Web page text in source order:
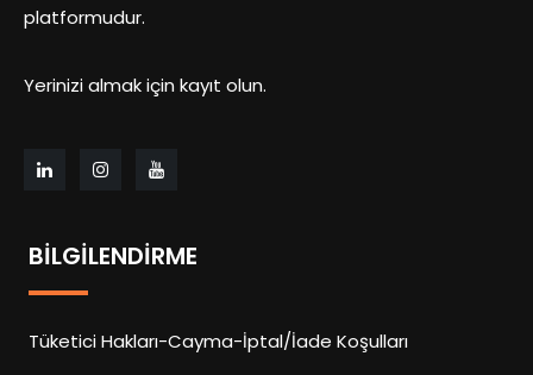
platformudur.
Yerinizi almak için kayıt olun.
BILGILENDIRME
Tüketici Hakları-Cayma-İptal/İade Koşulları